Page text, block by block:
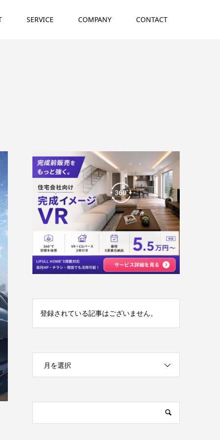
SERVICE COMPANY CONTACT
登録されている記事はございません。
月を選択